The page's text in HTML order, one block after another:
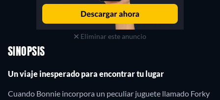
Eliminar este anuncio
SINOPSIS
Un viaje inesperado para encontrar tu lugar
Cuando Bonnie incorpora un peculiar juguete llamado Forky